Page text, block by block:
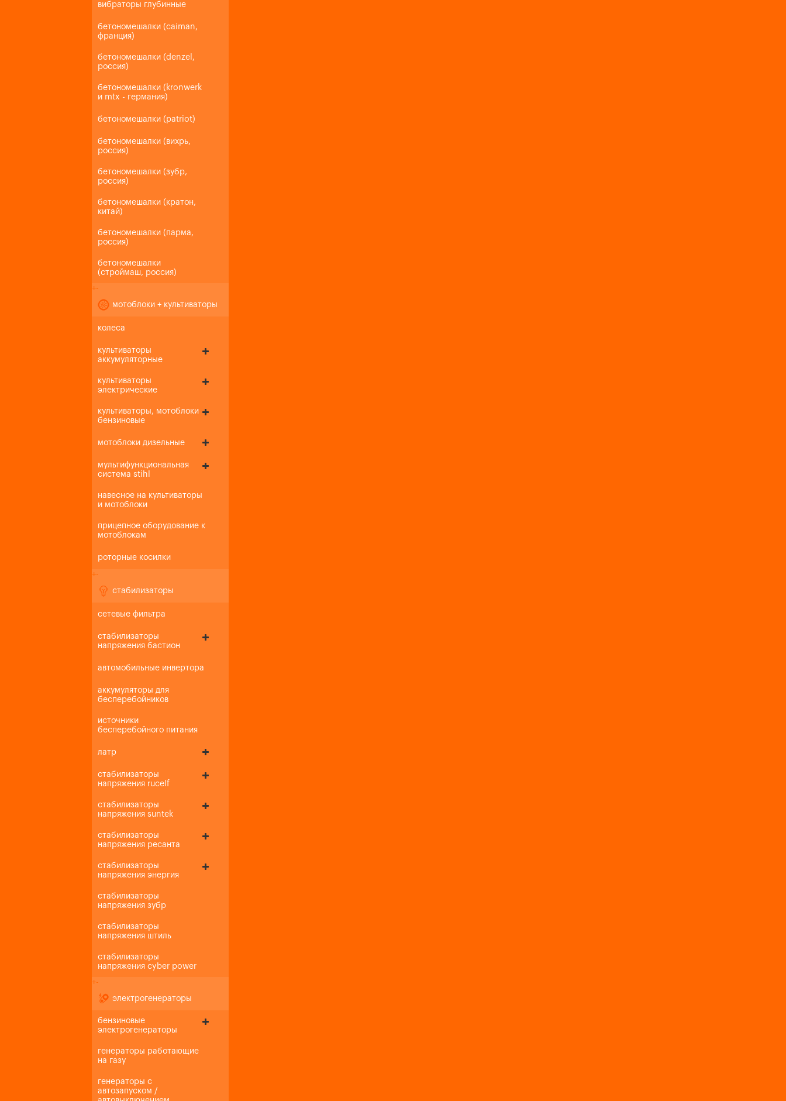
вибраторы глубинные
бетономешалки (caiman,
франция)
бетономешалки (denzel,
россия)
бетономешалки (kronwerk
и mtx - германия)
бетономешалки (patriot)
бетономешалки (вихрь,
россия)
бетономешалки (зубр,
россия)
бетономешалки (кратон,
китай)
бетономешалки (парма,
россия)
бетономешалки
(строймаш, россия)
+-
мотоблоки + культиваторы
колеса
культиваторы
аккумуляторные
культиваторы
электрические
культиваторы, мотоблоки
бензиновые
мотоблоки дизельные
мультифункциональная
система stihl
навесное на культиваторы
и мотоблоки
прицепное оборудование к
мотоблокам
роторные косилки
+-
стабилизаторы
сетевые фильтра
стабилизаторы
напряжения бастион
автомобильные инвертора
аккумуляторы для
бесперебойников
источники
бесперебойного питания
латр
стабилизаторы
напряжения rucelf
стабилизаторы
напряжения suntek
стабилизаторы
напряжения ресанта
стабилизаторы
напряжения энергия
стабилизаторы
напряжения зубр
стабилизаторы
напряжения штиль
стабилизаторы
напряжения cyber power
+-
электрогенераторы
бензиновые
электрогенераторы
генераторы работающие
на газу
генераторы с
автозапуском /